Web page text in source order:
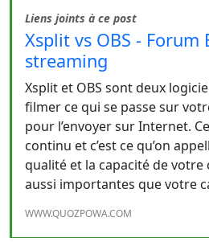
Liens joints à ce post
Xsplit vs OBS - Forum
streaming
Xsplit et OBS sont deux
filmer ce qui se passe sur
pour l’envoyer sur Internet.
continu et c’est ce qu’on
qualité et la capacité de
aussi importantes que votre
WWW.QUOZPOWA.COM